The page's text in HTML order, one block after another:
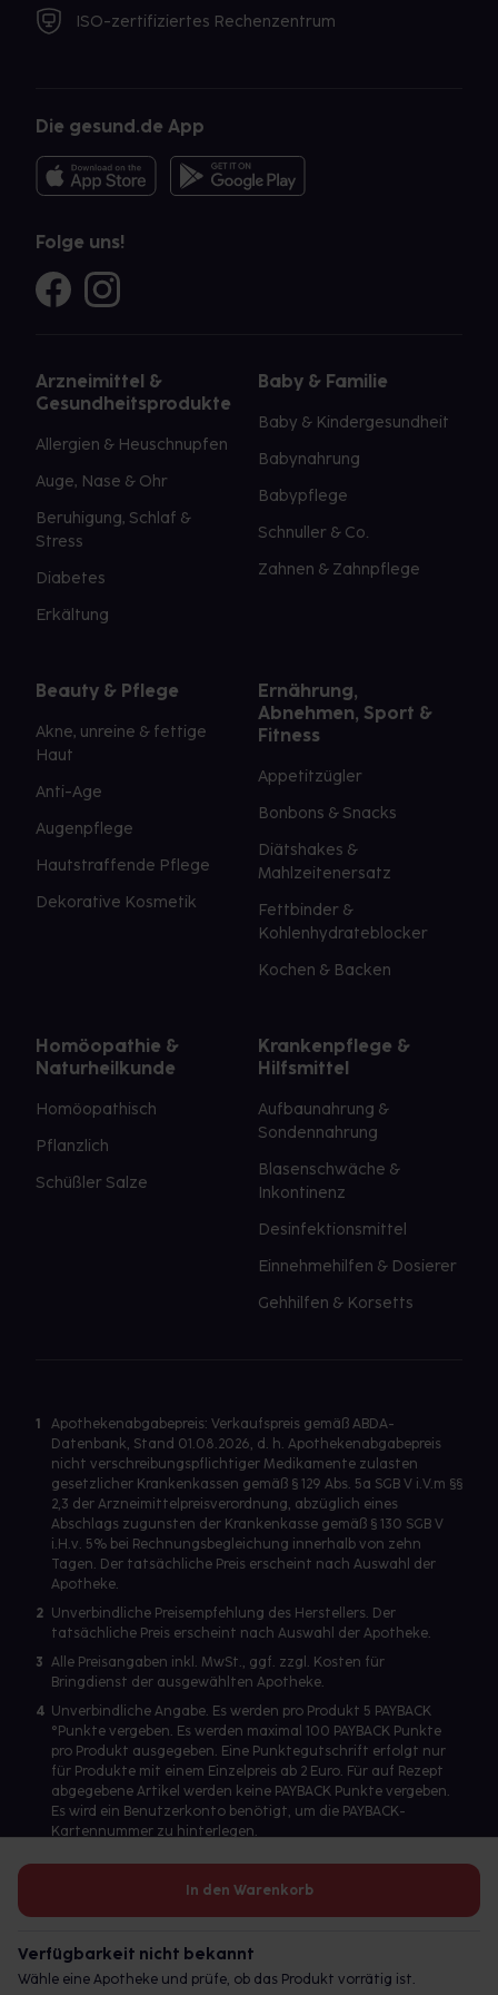
In den Warenkorb
Verfügbarkeit nicht bekannt
Wähle eine Apotheke und prüfe, ob das Produkt vorrätig ist.
ISO-zertifiziertes Rechenzentrum
Die gesund.de App
Folge uns!
Arzneimittel &
Gesundheitsprodukte
Allergien & Heuschnupfen
Auge, Nase & Ohr
Beruhigung, Schlaf &
Stress
Diabetes
Erkältung
Baby & Familie
Baby & Kindergesundheit
Babynahrung
Babypflege
Schnuller & Co.
Zahnen & Zahnpflege
Beauty & Pflege
Akne, unreine & fettige
Haut
Anti-Age
Augenpflege
Hautstraffende Pflege
Dekorative Kosmetik
Ernährung,
Abnehmen, Sport &
Fitness
Appetitzügler
Bonbons & Snacks
Diätshakes &
Mahlzeitenersatz
Fettbinder &
Kohlenhydrateblocker
Kochen & Backen
Homöopathie &
Naturheilkunde
Homöopathisch
Pflanzlich
Schüßler Salze
Krankenpflege &
Hilfsmittel
Aufbaunahrung &
Sondennahrung
Blasenschwäche &
Inkontinenz
Desinfektionsmittel
Einnehmehilfen & Dosierer
Gehhilfen & Korsetts
1
Apothekenabgabepreis: Verkaufspreis gemäß ABDA-
Datenbank, Stand 01.08.2026, d. h. Apothekenabgabepreis
nicht verschreibungspflichtiger Medikamente zulasten
gesetzlicher Krankenkassen gemäß § 129 Abs. 5a SGB V i.V.m §§
2,3 der Arzneimittelpreisverordnung, abzüglich eines
Abschlags zugunsten der Krankenkasse gemäß § 130 SGB V
i.H.v. 5% bei Rechnungsbegleichung innerhalb von zehn
Tagen. Der tatsächliche Preis erscheint nach Auswahl der
Apotheke.
2 Unverbindliche Preisempfehlung des Herstellers. Der
tatsächliche Preis erscheint nach Auswahl der Apotheke.
3 Alle Preisangaben inkl. MwSt., ggf. zzgl. Kosten für
Bringdienst der ausgewählten Apotheke.
4 Unverbindliche Angabe. Es werden pro Produkt 5 PAYBACK
°Punkte vergeben. Es werden maximal 100 PAYBACK Punkte
pro Produkt ausgegeben. Eine Punktegutschrift erfolgt nur
für Produkte mit einem Einzelpreis ab 2 Euro. Für auf Rezept
abgegebene Artikel werden keine PAYBACK Punkte vergeben.
Es wird ein Benutzerkonto benötigt, um die PAYBACK-
Kartennummer zu hinterlegen.
Betreiber des Portals und verantwortlich: gesund.de GmbH &
© 2026 gesund.de GmbH & Co. KG